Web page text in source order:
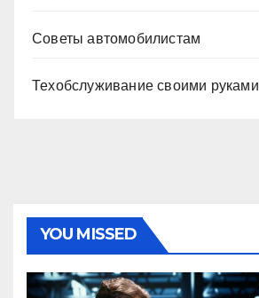
Советы автомобилистам
Техобслуживание своими руками
YOU MISSED